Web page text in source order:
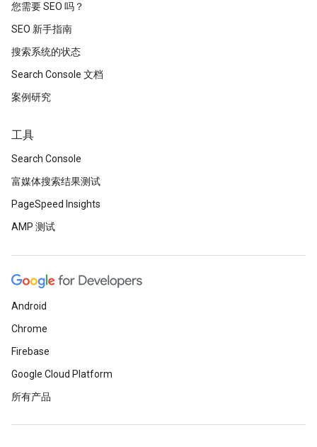
您需要 SEO 吗？
SEO 新手指南
搜索系统的状态
Search Console 文档
案例研究
工具
Search Console
富媒体搜索结果测试
PageSpeed Insights
AMP 测试
Android
Chrome
Firebase
Google Cloud Platform
所有产品